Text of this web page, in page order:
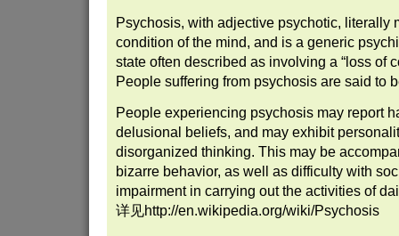
Psychosis, with adjective psychotic, literally
condition of the mind, and is a generic
state often described as involving a “loss of
People suffering from psychosis are said to
People experiencing psychosis may report
delusional beliefs, and may exhibit
disorganized thinking. This may be
bizarre behavior, as well as difficulty with
impairment in carrying out the activities of
详见http://en.wikipedia.org/wiki/Psychosis